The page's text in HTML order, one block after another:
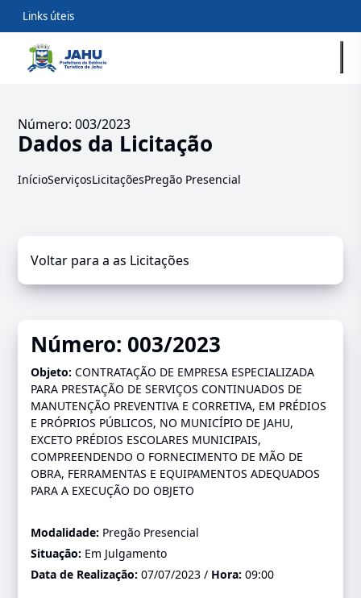
Links úteis
Número: 003/2023
Dados da Licitação
InícioServiçosLicitaçõesPregão Presencial
Voltar para a as Licitações
Número: 003/2023
Objeto:CONTRATAÇÃO DE EMPRESA ESPECIALIZADA
PARA PRESTAÇÃO DE SERVIÇOS CONTINUADOS DE
MANUTENÇÃO PREVENTIVA E CORRETIVA, EM PRÉDIOS
E PRÓPRIOS PÚBLICOS, NO MUNICÍPIO DE JAHU,
EXCETO PRÉDIOS ESCOLARES MUNICIPAIS,
COMPREENDENDO O FORNECIMENTO DE MÃO DE
OBRA, FERRAMENTAS E EQUIPAMENTOS ADEQUADOS
PARA A EXECUÇÃO DO OBJETO
Modalidade: Pregão Presencial
Situação: Em Julgamento
Data de Realização:07/07/2023 / Hora:09:00